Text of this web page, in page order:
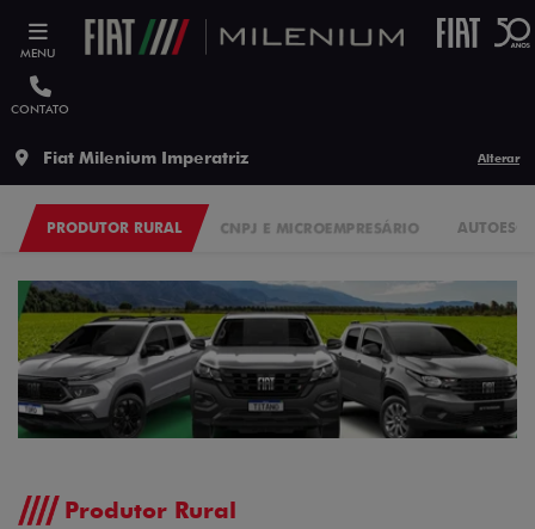
MENU
CONTATO
Fiat Milenium Imperatriz Alterar
CNPJ E MICROEMPRESÁRIO
PRODUTOR RURAL
Produtor Rural